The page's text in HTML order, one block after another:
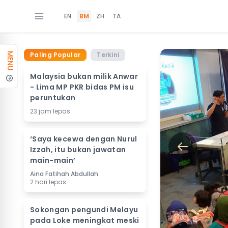
EN BM ZH TA
MENU Paling Popular Terkini
Malaysia bukan milik Anwar
- Lima MP PKR bidas PM isu
peruntukan
23 jam lepas
‘Saya kecewa dengan Nurul
Izzah, itu bukan jawatan
main-main’
Aina Fatihah Abdullah
2 hari lepas
Sokongan pengundi Melayu
pada Loke meningkat meski